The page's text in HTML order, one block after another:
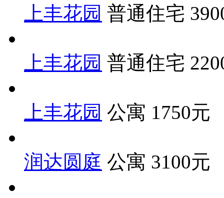
上丰花园 普通住宅
上丰花园 普通住宅
上丰花园 公寓 1750元
润达圆庭 公寓 3100元